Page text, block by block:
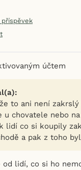
příspěvek
účtem
to ani není
u chovatele nebo
lidí co si koupily
a pak z toho
od lidí, co si ho